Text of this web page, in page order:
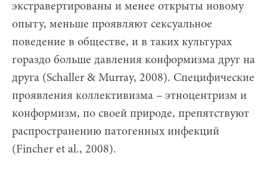
экстравертированы и менее открыты новому
опыту, меньше проявляют сексуальное
поведение в обществе, и в таких культурах
гораздо больше давления конформизма друг на
друга (Schaller & Murray, 2008). Специфические
проявления коллективизма – этноцентризм и
конформизм, по своей природе, препятствуют
распространению патогенных инфекций
(Fincher et al., 2008).